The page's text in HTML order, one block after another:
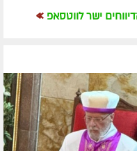
ישר לווטסאפ »